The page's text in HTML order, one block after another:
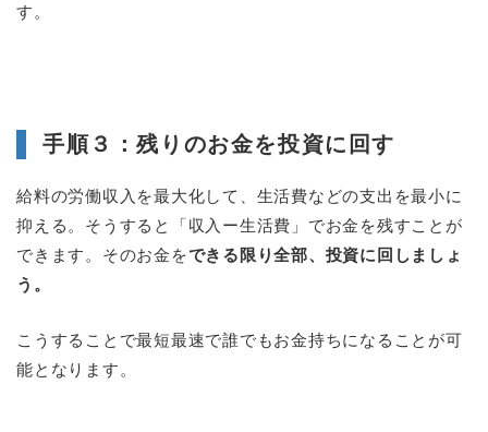
す。
手順３：残りのお金を投資に回す
給料の労働収入を最大化して、生活費などの支出を最小に
抑える。そうすると「収入ー生活費」でお金を残すことが
できます。そのお金をできる限り全部、投資に回しましょ
う。
こうすることで最短最速で誰でもお金持ちになることが可
能となります。